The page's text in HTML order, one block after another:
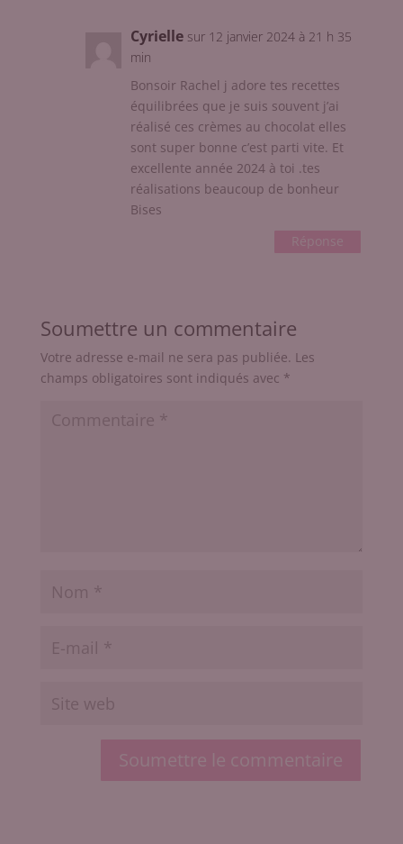
Cyrielle sur 12 janvier 2024 à 21 h 35
min
Bonsoir Rachel j adore tes recettes
équilibrées que je suis souvent j’ai
réalisé ces crèmes au chocolat elles
sont super bonne c’est parti vite. Et
excellente année 2024 à toi .tes
réalisations beaucoup de bonheur
Bises
Réponse
Soumettre un commentaire
Votre adresse e-mail ne sera pas publiée. Les
champs obligatoires sont indiqués avec *
Soumettre le commentaire